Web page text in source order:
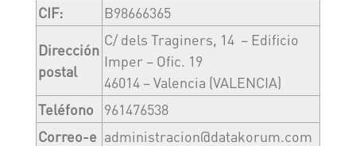
CIF:
B98666365
Dirección
postal
C/ dels Traginers, 14 – Edificio
Imper – Ofic. 19
46014 – Valencia (VALENCIA)
Teléfono
961476538
Correo-e administracion@datakorum.com